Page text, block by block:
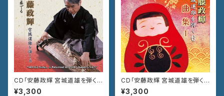
CD「安藤政輝 宮城道雄を弾く
５ 春を奏でる」VZCG-801
¥3,300
CD「安藤政輝 宮城道雄を弾く
６ 童曲集１」 VZCG-811
¥3,300